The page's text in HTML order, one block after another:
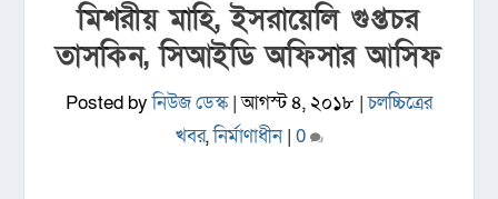
মিশরীয় মাহি, ইসরায়েলি গুপ্তচর
তাসকিন, সিআইডি অফিসার আসিফ
Posted byনিউজ ডেস্ক|আগস্ট ৪, ২০১৮ |চলচ্চিত্রের
খবর,নির্মাণাধীন| 0